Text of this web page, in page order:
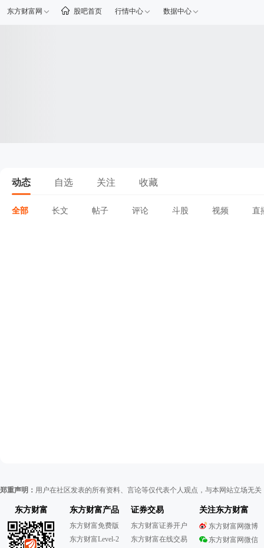
东方财富网 股吧首页 行情中心 数据中心
动态 自选 关注 收藏
全部 长文 帖子 评论 斗股 视频 直
郑重声明： 用户在社区发表的所有资料、言论等仅代表个人观点，与本网站立场无
东方财富 东方财富产品
东方财富免费版
东方财富Level-2
证券交易
东方财富证券开户
东方财富在线交易
关注东方财富
东方财富网微博
东方财富网微信